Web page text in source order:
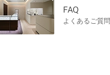
FAQ
よくあるご質問